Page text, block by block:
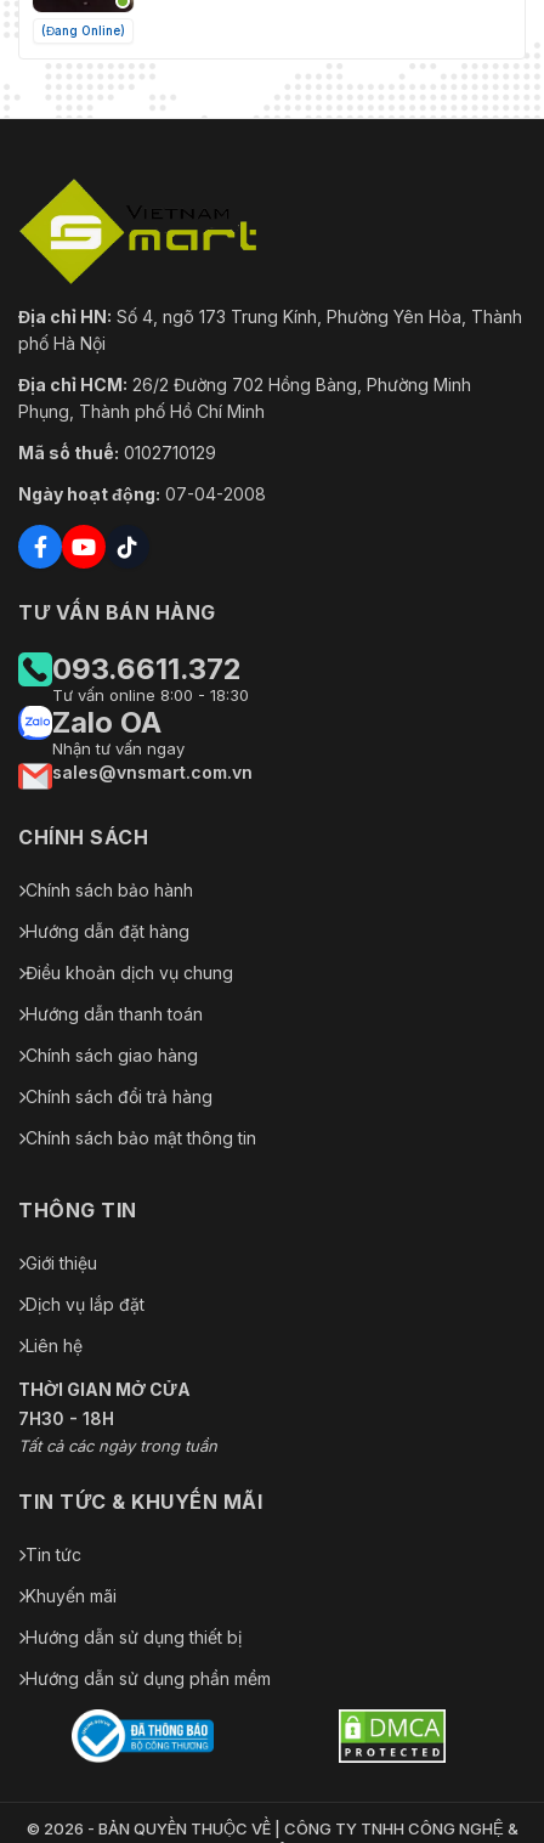
(Đang Online)
Địa chỉ HN: Số 4, ngõ 173 Trung Kính, Phường Yên Hòa, Thành
phố Hà Nội
Địa chỉ HCM: 26/2 Đường 702 Hồng Bàng, Phường Minh
Phụng, Thành phố Hồ Chí Minh
Mã số thuế: 0102710129
Ngày hoạt động: 07-04-2008
TƯ VẤN BÁN HÀNG
093.6611.372
Tư vấn online 8:00 - 18:30
Zalo OA
Nhận tư vấn ngay
sales@vnsmart.com.vn
CHÍNH SÁCH
Chính sách bảo hành
Hướng dẫn đặt hàng
Điều khoản dịch vụ chung
Hướng dẫn thanh toán
Chính sách giao hàng
Chính sách đổi trả hàng
Chính sách bảo mật thông tin
THÔNG TIN
Giới thiệu
Dịch vụ lắp đặt
Liên hệ
THỜI GIAN MỞ CỬA
7H30 - 18H
Tất cả các ngày trong tuần
TIN TỨC & KHUYẾN MÃI
Tin tức
Khuyến mãi
Hướng dẫn sử dụng thiết bị
Hướng dẫn sử dụng phần mềm
© 2026 - BẢN QUYỀN THUỘC VỀ | CÔNG TY TNHH CÔNG NGHỆ &